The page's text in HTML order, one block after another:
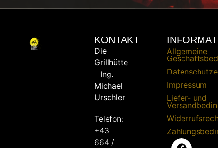
KONTAKT
Die
Grillhütte
- Ing.
Michael
Urschler
Telefon:
+43
664 /
Allgemeine
Impressum
Liefer- und